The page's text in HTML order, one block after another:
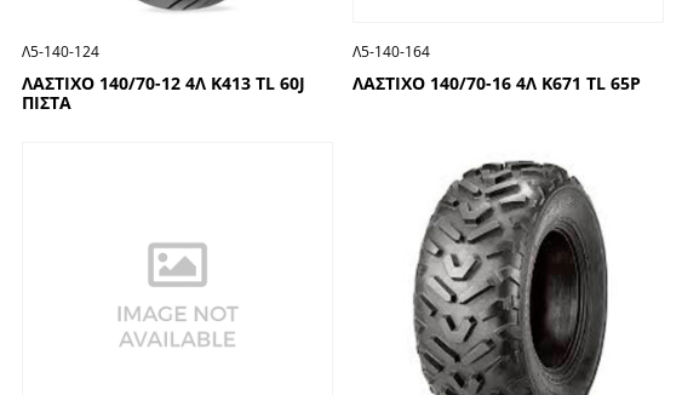
ΛΑΣΤΙΧΟ 140/70-12 4Λ Κ413 TL 60J
ΠΙΣΤΑ
Λ5-140-124
ΛΑΣΤΙΧΟ 140/70-16 4Λ Κ671 TL 65P
Λ5-140-164